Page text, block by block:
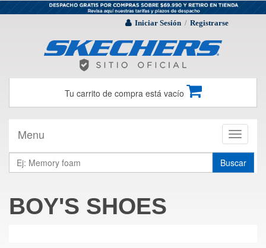
Iniciar Sesión / Registrarse
Tu carrito de compra está vacío
Toggle
Menu
Buscar
BOY'S SHOES